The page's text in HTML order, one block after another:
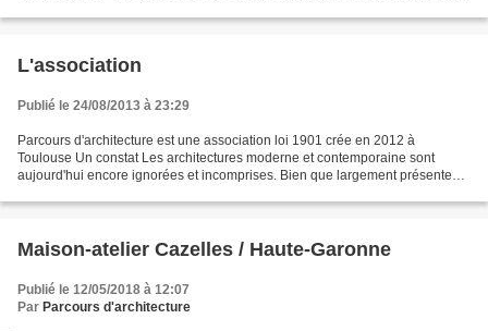
L'association
Publié le 24/08/2013 à 23:29
Parcours d'architecture est une association loi 1901 crée en 2012 à
Toulouse Un constat Les architectures moderne et contemporaine sont
aujourd'hui encore ignorées et incomprises. Bien que largement présentes
Maison-atelier Cazelles / Haute-Garonne
Publié le 12/05/2018 à 12:07
Par Parcours d'architecture